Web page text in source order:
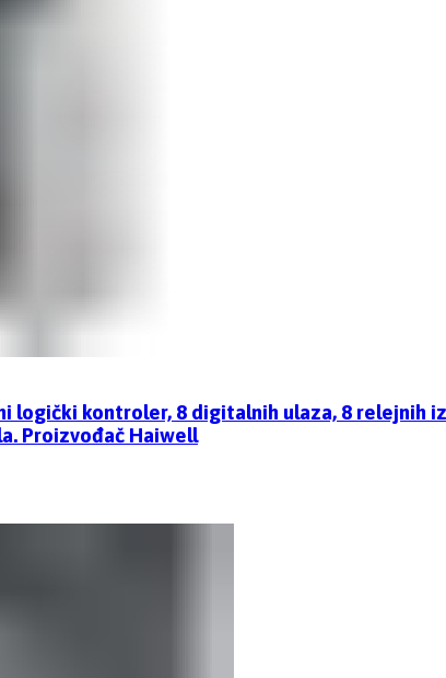
logički kontroler, 8 digitalnih ulaza, 8 relejnih
Proizvođač Haiwell